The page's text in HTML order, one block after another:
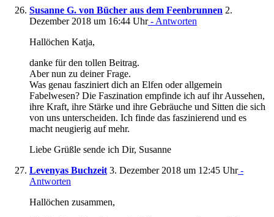
Susanne G. von Bücher aus dem Feenbrunnen 2.
Dezember 2018 um 16:44 Uhr- Antworten
Hallöchen Katja,
danke für den tollen Beitrag.
Aber nun zu deiner Frage.
Was genau fasziniert dich an Elfen oder allgemein
Fabelwesen? Die Faszination empfinde ich auf ihr Aussehen,
ihre Kraft, ihre Stärke und ihre Gebräuche und Sitten die sich
von uns unterscheiden. Ich finde das faszinierend und es
macht neugierig auf mehr.
Liebe Grüßle sende ich Dir, Susanne
Levenyas Buchzeit 3. Dezember 2018 um 12:45 Uhr-
Antworten
Hallöchen zusammen,